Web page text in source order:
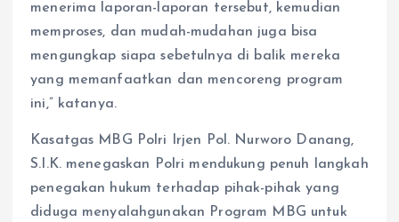
menerima laporan-laporan tersebut, kemudian
memproses, dan mudah-mudahan juga bisa
mengungkap siapa sebetulnya di balik mereka
yang memanfaatkan dan mencoreng program
ini,” katanya.
Kasatgas MBG Polri Irjen Pol. Nurworo Danang,
S.I.K. menegaskan Polri mendukung penuh langkah
penegakan hukum terhadap pihak-pihak yang
diduga menyalahgunakan Program MBG untuk